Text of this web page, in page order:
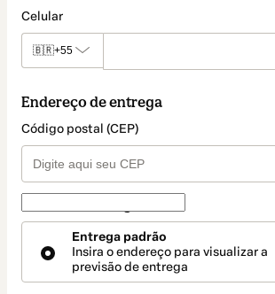
Celular
🇧🇷+55
Endereço de entrega
Código postal (CEP)
Forma
entrega
Entrega padrão
Insira o endereço para visualizar a
previsão de entrega